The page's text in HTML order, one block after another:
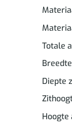
Totale
Diepte
Hoogte